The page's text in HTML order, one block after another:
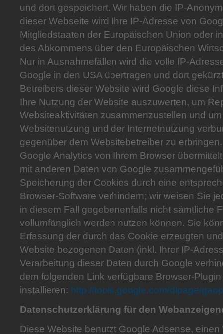
und dort gespeichert. Wir haben die IP-
dieser Webseite wird Ihre IP-Adresse von
Mitgliedstaaten der Europäischen Union oder
des Abkommens über den Europäischen
Nur in Ausnahmefällen wird die volle IP-
Google in den USA übertragen und dort
Betreibers dieser Website wird Google diese
Ihre Nutzung der Website auszuwerten, um
Websiteaktivitäten zusammenzustellen und
Websitenutzung und der Internetnutzung
gegenüber dem Websitebetreiber zu
Google Analytics von Ihrem Browser
mit anderen Daten von Google
Speicherung der Cookies durch eine
Browser-Software verhindern; wir weisen Sie
in diesem Fall gegebenenfalls nicht sämtliche
vollumfänglich werden nutzen können. Sie
Erfassung der durch das Cookie erzeugten
Website bezogenen Daten (inkl. Ihrer IP-
Verarbeitung dieser Daten durch Google
dem folgenden Link verfügbare Browser-
installieren: http://tools.google.com/dlpage/
Datenschutzerklärung für den
Diese Website benutzt Google Adsense,